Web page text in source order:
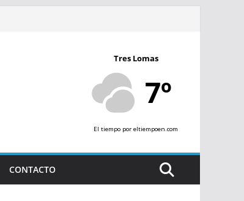
Tres Lomas
7º
El tiempo por eltiempoen.com
CONTACTO